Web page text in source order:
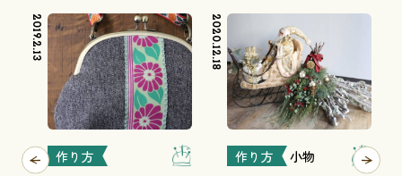
2019.2.13
作り方
2020.12.18
作り方 小物